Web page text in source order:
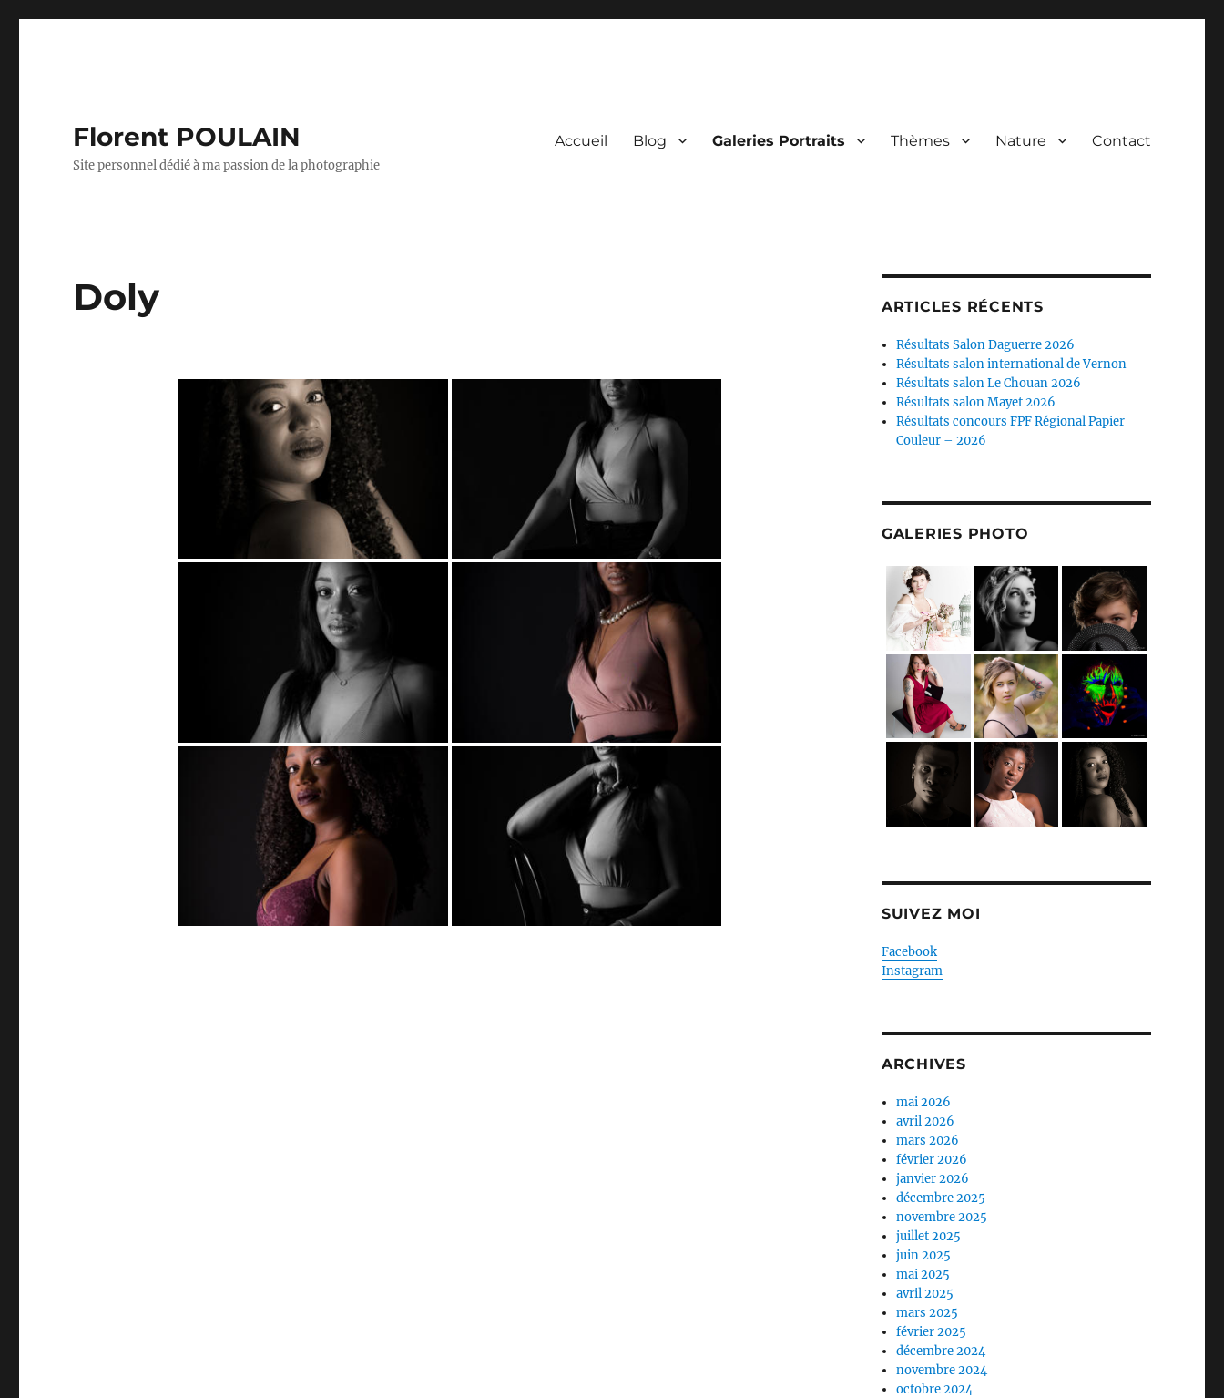
Florent POULAIN
Site personnel dédié à ma passion de la photographie
Accueil Blog Galeries Portraits Thèmes Nature Contact
Doly ARTICLES RÉCENTS
Résultats Salon Daguerre 2026
Résultats salon international de Vernon
Résultats salon Le Chouan 2026
Résultats salon Mayet 2026
Résultats concours FPF Régional Papier
Couleur – 2026
GALERIES PHOTO
SUIVEZ MOI
Facebook
Instagram
ARCHIVES
mai 2026
avril 2026
mars 2026
février 2026
janvier 2026
décembre 2025
novembre 2025
juillet 2025
juin 2025
mai 2025
avril 2025
mars 2025
février 2025
décembre 2024
novembre 2024
octobre 2024